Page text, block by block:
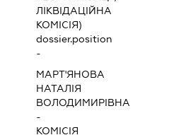
ЛІКВІДАЦІЙНА
КОМІСІЯ)
dossier.position
-
МАРТ'ЯНОВА
НАТАЛІЯ
ВОЛОДИМИРІВНА
-
КОМІСІЯ